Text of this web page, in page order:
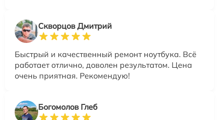
Скворцов Дмитрий
Быстрый и качественный ремонт ноутбука. Всё
работает отлично, доволен результатом. Цена
очень приятная. Рекомендую!
Богомолов Глеб